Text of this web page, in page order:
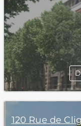
120 Rue de